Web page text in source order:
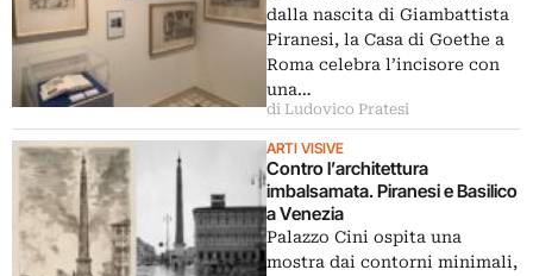
dalla nascita di Giambattista
Piranesi, la Casa di Goethe a
Roma celebra l’incisore con
una…
di Ludovico Pratesi
ARTI VISIVE
Contro l’architettura
imbalsamata. Piranesi e Basilico
a Venezia
Palazzo Cini ospita una
mostra dai contorni minimali,